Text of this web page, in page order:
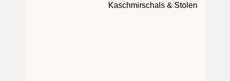
Kaschmirschals & Stolen